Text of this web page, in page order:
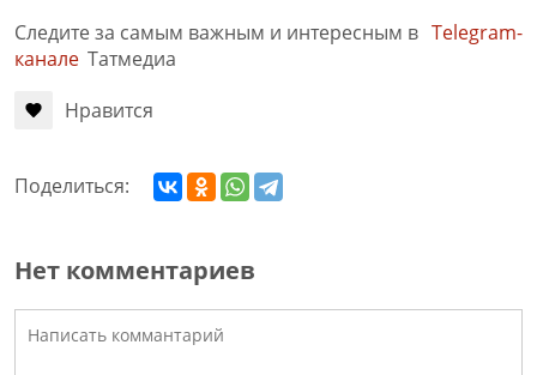
Следите за самым важным и интересным в Telegram-
канале Татмедиа
Нравится
Поделиться:
Нет комментариев